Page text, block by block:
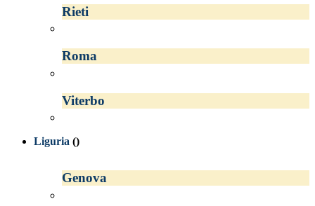
Rieti
Roma
Viterbo
Liguria ()
Genova